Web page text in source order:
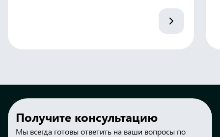
Получите консультацию
Мы всегда готовы ответить на ваши вопросы по